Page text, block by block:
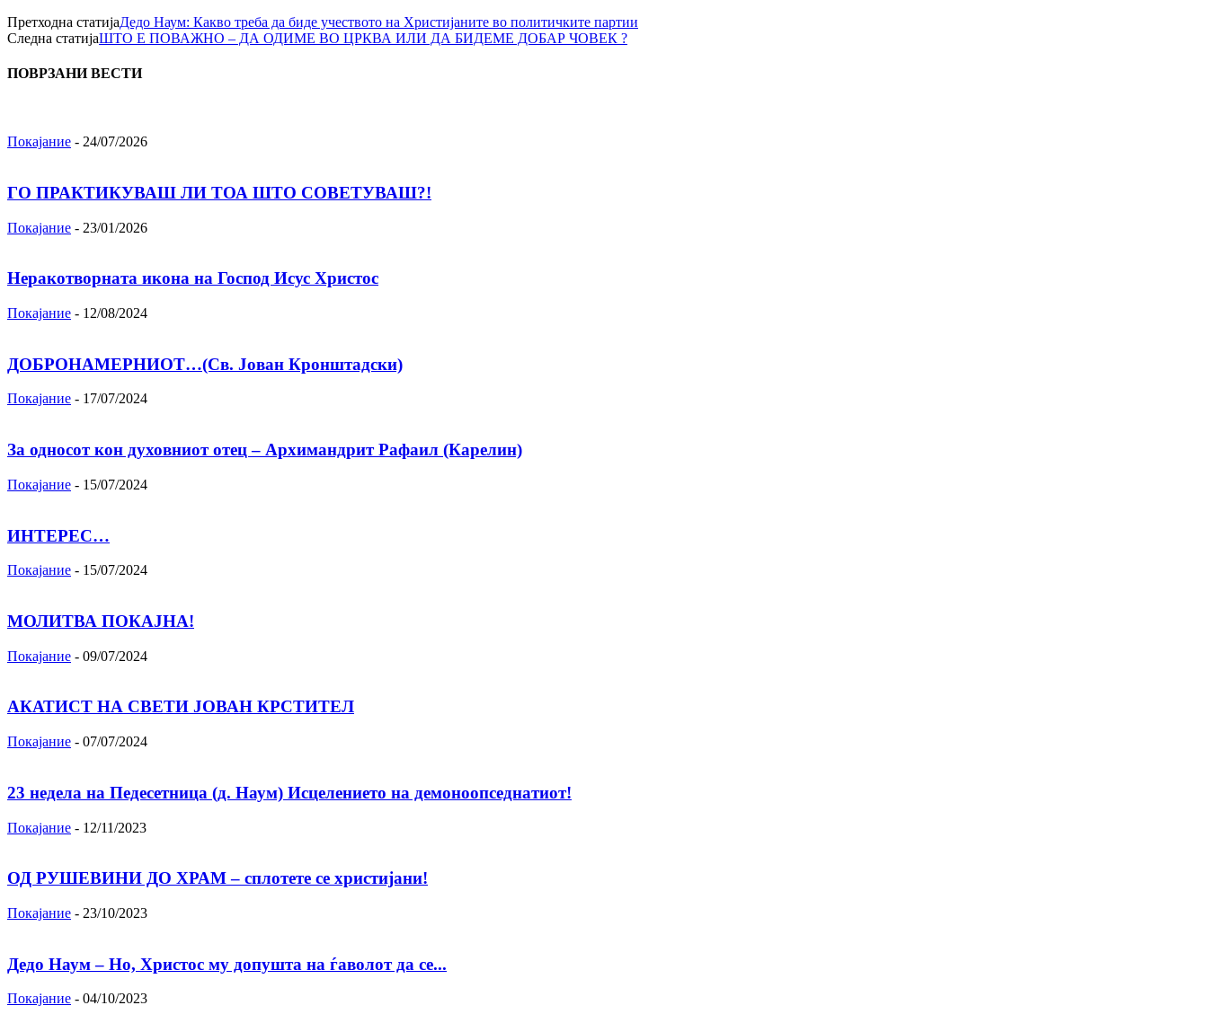
Претходна статијаДедо Наум: Какво треба да биде учеството на Христијаните во политичките партии
Следна статијаШТО Е ПОВАЖНО – ДА ОДИМЕ ВО ЦРКВА ИЛИ ДА БИДЕМЕ ДОБАР ЧОВЕК ?
ПОВРЗАНИ ВЕСТИ
Покајание - 24/07/2026
ГО ПРАКТИКУВАШ ЛИ ТОА ШТО СОВЕТУВАШ?!
Покајание - 23/01/2026
Неракотворната икона на Господ Исус Христос
Покајание - 12/08/2024
ДОБРОНАМЕРНИОТ…(Св. Јован Кронштадски)
Покајание - 17/07/2024
За односот кон духовниот отец – Архимандрит Рафаил (Карелин)
Покајание - 15/07/2024
ИНТЕРЕС…
Покајание - 15/07/2024
МОЛИТВА ПОКАЈНА!
Покајание - 09/07/2024
АКАТИСТ НА СВЕТИ ЈОВАН КРСТИТЕЛ
Покајание - 07/07/2024
23 недела на Педесетница (д. Наум) Исцелението на демоноопседнатиот!
Покајание - 12/11/2023
ОД РУШЕВИНИ ДО ХРАМ – сплотете се христијани!
Покајание - 23/10/2023
Дедо Наум – Но, Христос му допушта на ѓаволот да се...
Покајание - 04/10/2023